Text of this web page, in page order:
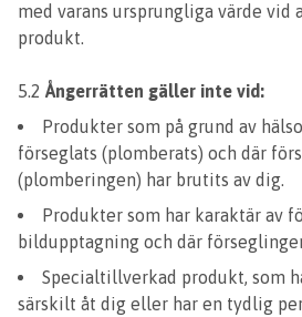
med varans ursprungliga värde vid
produkt.
5.2 Ångerrätten gäller inte vid:
Produkter som på grund av
förseglats (plomberats) och där
(plomberingen) har brutits av dig.
Produkter som har karaktär av
bildupptagning och där
Specialtillverkad produkt, som
särskilt åt dig eller har en tydlig